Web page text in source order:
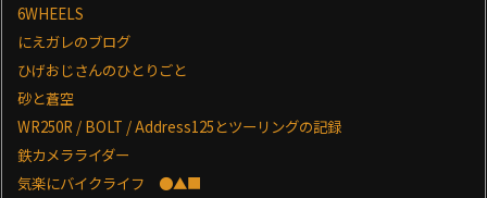
6WHEELS
にえガレのブログ
ひげおじさんのひとりごと
砂と蒼空
WR250R / BOLT / Address125とツーリングの記録
鉄カメラライダー
気楽にバイクライフ ●▲■